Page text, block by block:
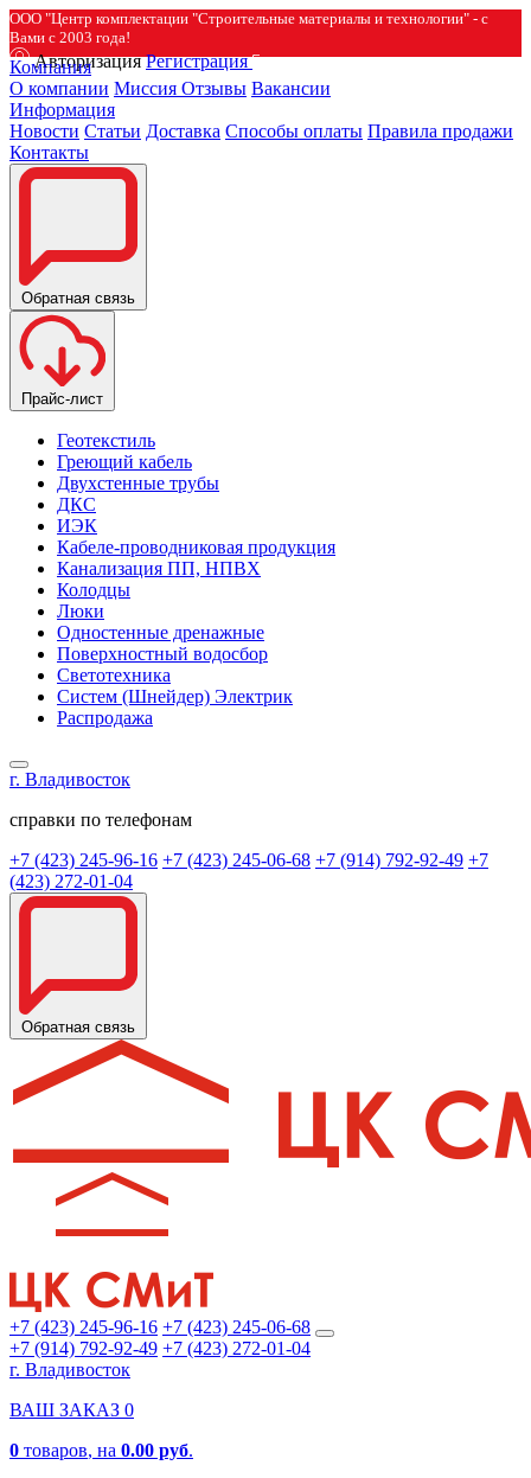
ООО "Центр комплектации "Строительные материалы и технологии" - с
Вами с 2003 года!
Авторизация Регистрация
Компания
О компании Миссия Отзывы Вакансии
Информация
Новости Статьи Доставка Способы оплаты Правила продажи
Контакты
Обратная связь
Прайс-лист
Геотекстиль
Греющий кабель
Двухстенные трубы
ДКС
ИЭК
Кабеле-проводниковая продукция
Канализация ПП, НПВХ
Колодцы
Люки
Одностенные дренажные
Поверхностный водосбор
Светотехника
Систем (Шнейдер) Электрик
Распродажа
г. Владивосток
справки по телефонам
+7 (423) 245-96-16 +7 (423) 245-06-68 +7 (914) 792-92-49 +7
(423) 272-01-04
Обратная связь
+7 (423) 245-96-16 +7 (423) 245-06-68
+7 (914) 792-92-49 +7 (423) 272-01-04
г. Владивосток
ВАШ ЗАКАЗ 0
0 товаров, на 0.00 руб.